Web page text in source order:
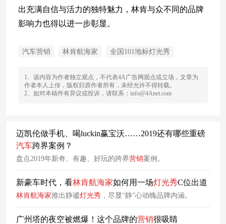
出充满自信与活力的独特魅力，林肯与众不同的品牌
影响力也得以进一步彰显。
汽车营销 林肯航海家 全国101地标灯光秀
1、该内容为作者独立观点，不代表4A广告网观点或立场，文章为
作者本人上传，版权归原作者所有，未经允许不得转载。
2、如对本稿件有异议或投诉，请联系：info@4Anet.com
迈凯伦做手机、喝luckin赢宝沃……2019还有哪些重磅
汽车跨界案例？
盘点2019年新奇、有趣、好玩的跨界营销案例。
新豪车时代，看林肯航海家如何用一场灯光秀C位出道
林肯航海家推出静谧灯光秀 ，尽显“静”心动魄品牌内涵。
广州塔的夜空被燃爆！这个品牌的营销很吸睛